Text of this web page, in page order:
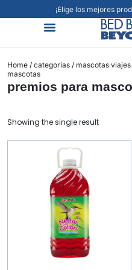
¡Elige los mejores
Home / categorias / mascotas
mascotas
premios para
Showing the single result